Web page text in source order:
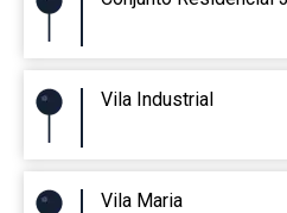
Vila Industrial
Vila Maria